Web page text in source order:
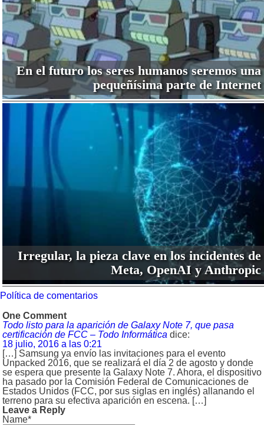
En el futuro los seres humanos seremos una
pequeñísima parte de Internet
Irregular, la pieza clave en los incidentes de
Meta, OpenAI y Anthropic
Política de comentarios
One Comment
Todo listo para la aparición de Galaxy Note 7, que pasa
certificación de FCC – Todo Informática dice:
18 julio, 2016 a las 0:21
[…] Samsung ya envío las invitaciones para el evento
Unpacked 2016, que se realizará el día 2 de agosto y donde
se espera que presente la Galaxy Note 7. Ahora, el dispositivo
ha pasado por la Comisión Federal de Comunicaciones de
Estados Unidos (FCC, por sus siglas en inglés) allanando el
terreno para su efectiva aparición en escena. […]
Leave a Reply
Name*